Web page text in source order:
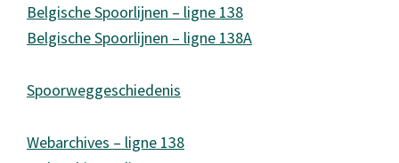
Belgische Spoorlijnen – ligne 138
Belgische Spoorlijnen – ligne 138A
Spoorweggeschiedenis
Webarchives – ligne 138